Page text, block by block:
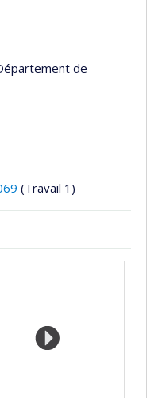
de
(Travail 1)